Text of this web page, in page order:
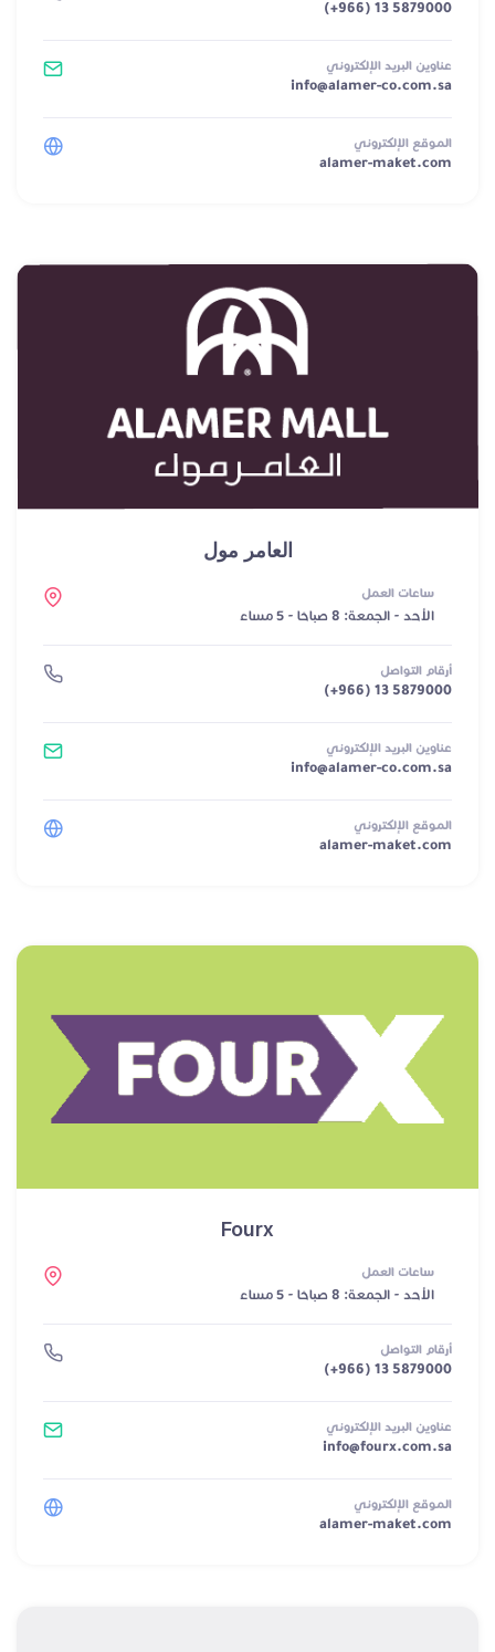
(+966) 13 5879000
عناوين البريد الإلكتروني
info@alamer-co.com.sa
الموقع الإلكتروني
alamer-maket.com
العامر مول
ساعات العمل
الأحد - الجمعة: 8 صباحًا - 5 مساءً
أرقام التواصل
(+966) 13 5879000
عناوين البريد الإلكتروني
info@alamer-co.com.sa
الموقع الإلكتروني
alamer-maket.com
Fourx
ساعات العمل
الأحد - الجمعة: 8 صباحًا - 5 مساءً
أرقام التواصل
(+966) 13 5879000
عناوين البريد الإلكتروني
info@fourx.com.sa
الموقع الإلكتروني
alamer-maket.com